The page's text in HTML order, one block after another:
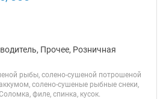
Прочее, Розничная
рыбы, солено-сушеной потрошеной
солено-сушеные рыбные снеки,
филе, спинка, кусок.